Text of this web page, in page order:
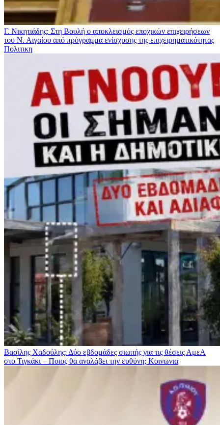
Γ. Νικητιάδης: Στη Βουλή ο αποκλεισμός εποχικών επιχειρήσεων
του Ν. Αιγαίου από πρόγραμμα ενίσχυσης της επιχειρηματικότητας
Πολιτικη
Βασίλης Χαδούλης: Δύο εβδομάδες σιωπής για τις θέσεις ΑμεΑ
στο Τιγκάκι – Ποιος θα αναλάβει την ευθύνη; Κοινωνια